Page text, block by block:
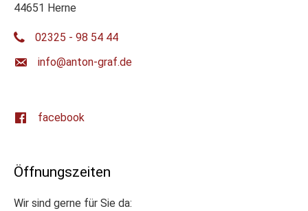
44651 Herne
02325 - 98 54 44
ed.farg-notna@ofni
facebook
Öffnungszeiten
Wir sind gerne für Sie da: